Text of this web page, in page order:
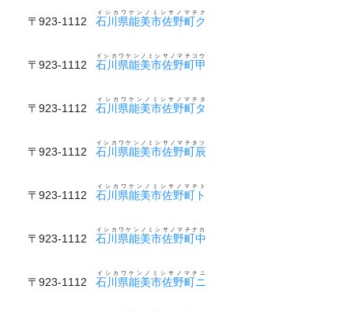
〒923-1112 石川県能美市佐野町ク
イシカワケンノミシサノマチク
〒923-1112 石川県能美市佐野町甲
イシカワケンノミシサノマチコウ
〒923-1112 石川県能美市佐野町タ
イシカワケンノミシサノマチタ
〒923-1112 石川県能美市佐野町辰
イシカワケンノミシサノマチタツ
〒923-1112 石川県能美市佐野町ト
イシカワケンノミシサノマチト
〒923-1112 石川県能美市佐野町中
イシカワケンノミシサノマチナカ
〒923-1112 石川県能美市佐野町ニ
イシカワケンノミシサノマチニ